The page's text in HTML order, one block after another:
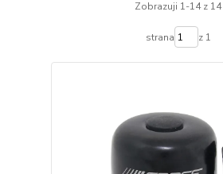
Zobrazuji 1-14 z 14
strana z 1